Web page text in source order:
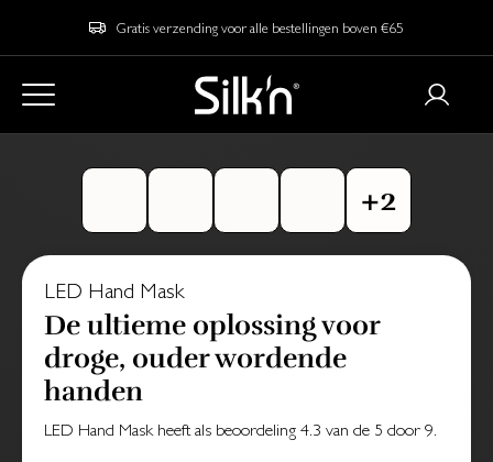
Gratis verzending voor alle bestellingen boven €65
LED Hand Mask
De ultieme oplossing voor
droge, ouder wordende
handen
LED Hand Maskheeft als beoordeling 4.3 van de 5 door 9.